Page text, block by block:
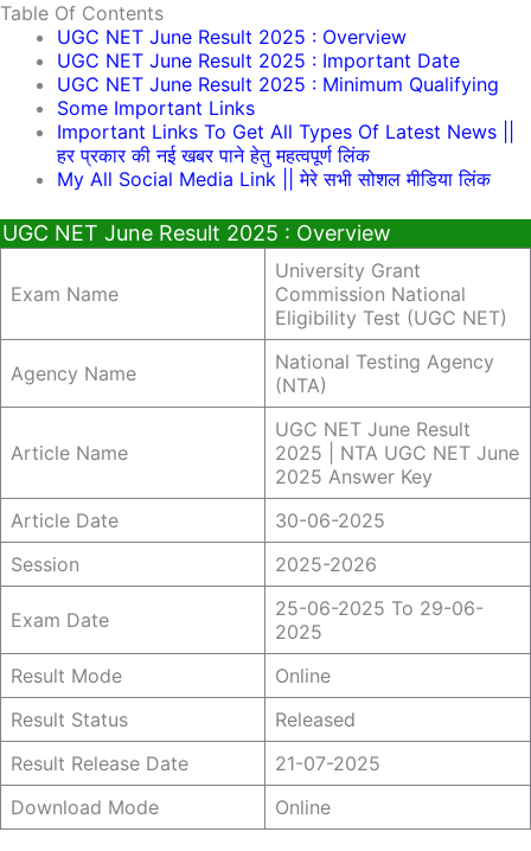
Table Of Contents
UGC NET June Result 2025 : Overview
UGC NET June Result 2025 : Important Date
UGC NET June Result 2025 : Minimum Qualifying
Some Important Links
Important Links To Get All Types Of Latest News ||
हर प्रकार की नई खबर पाने हेतु महत्वपूर्ण लिंक
My All Social Media Link || मेरे सभी सोशल मीडिया लिंक
UGC NET June Result 2025 : Overview
Exam Name
University Grant
Commission National
Eligibility Test (UGC NET)
Agency Name
National Testing Agency
(NTA)
Article Name
UGC NET June Result
2025 | NTA UGC NET June
2025 Answer Key
Article Date
30-06-2025
Session
2025-2026
Exam Date
25-06-2025 To 29-06-
2025
Result Mode
Online
Result Status
Released
Result Release Date
21-07-2025
Download Mode
Online